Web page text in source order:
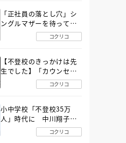
「正社員の落とし穴」シ
ングルマザーを待ってい
た“魔の２年間”【後編】
コクリコ
【不登校のきっかけは先
生でした】「カウンセリ
ングの時間」生徒の情報
をバラしたのは…《第２
コクリコ
小中学校「不登校35万
人」時代に 中川翔子さ
んが審査委員長「不登校
生動画甲子園 2026」が開
コクリコ